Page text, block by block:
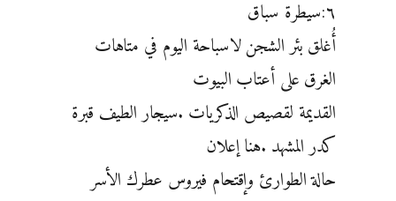
٦:سيطرة سباق
أُغلق بئر الشجن لاسباحة اليوم في متاهات
الغرق على أعتاب البيوت
القديمة لقصيص الذكريات .سيجار الطيف قبرة
كدر المشهد .هنا إعلان
حالة الطوارئ وإقتحام فيروس عطرك الأسر